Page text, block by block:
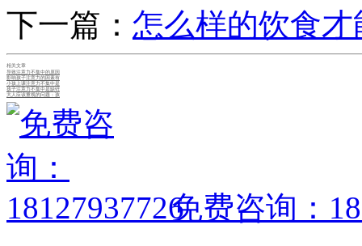
下一篇： 怎么样的饮食
相关文章
导致注意力不集中的原因
影响孩子注意力的因素有
小孩上课注意力不集中是
孩子注意力不集中是缺锌
大人应该重视的问题：孩
免费咨询：